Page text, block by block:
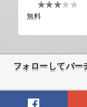
無料
フォローしてバー